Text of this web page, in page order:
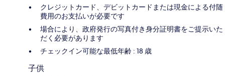
クレジットカード、デビットカードまたは現金による付随
費用のお支払いが必要です
場合により、政府発行の写真付き身分証明書をご提示いた
だく必要があります
チェックイン可能な最低年齢 : 18 歳
子供